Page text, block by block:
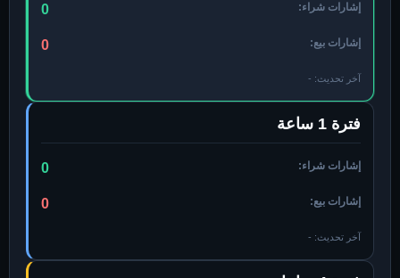
إشارات شراء: 0
إشارات بيع: 0
آخر تحديث: -
فترة 1 ساعة
إشارات شراء: 0
إشارات بيع: 0
آخر تحديث: -